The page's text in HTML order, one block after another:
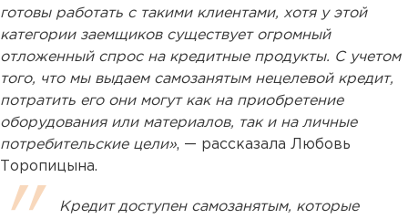
готовы работать с такими клиентами, хотя у этой
категории заемщиков существует огромный
отложенный спрос на кредитные продукты. С учетом
того, что мы выдаем самозанятым нецелевой кредит,
потратить его они могут как на приобретение
оборудования или материалов, так и на личные
потребительские цели», — рассказала Любовь
Торопицына.
Кредит доступен самозанятым, которые